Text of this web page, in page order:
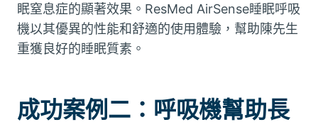
眠窒息症的顯著效果。ResMed AirSense睡眠呼吸
機以其優異的性能和舒適的使用體驗，幫助陳先生
重獲良好的睡眠質素。
成功案例二：呼吸機幫助長